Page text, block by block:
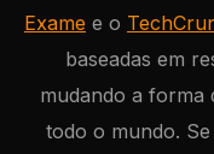
Exame e o
baseadas em
mudando a forma
todo o mundo.